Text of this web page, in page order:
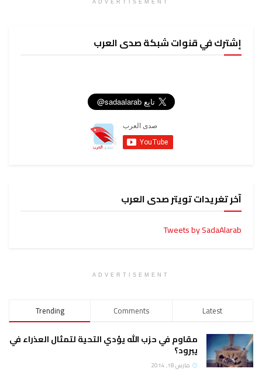
ADVERTISEMENT
إشترك في قنوات شبكة صدى العرب
آخر تغريدات تويتر صدى العرب
Tweets by SadaAlarab
ADVERTISEMENT
Trending Comments Latest
مقاوم في حزب الله يؤدي التحية لتمثال العذراء في
يبرود؟
مارس 18, 2014